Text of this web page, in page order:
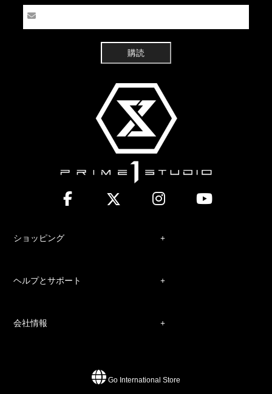
購読
ショッピング
ヘルプとサポート
会社情報
Go International Store